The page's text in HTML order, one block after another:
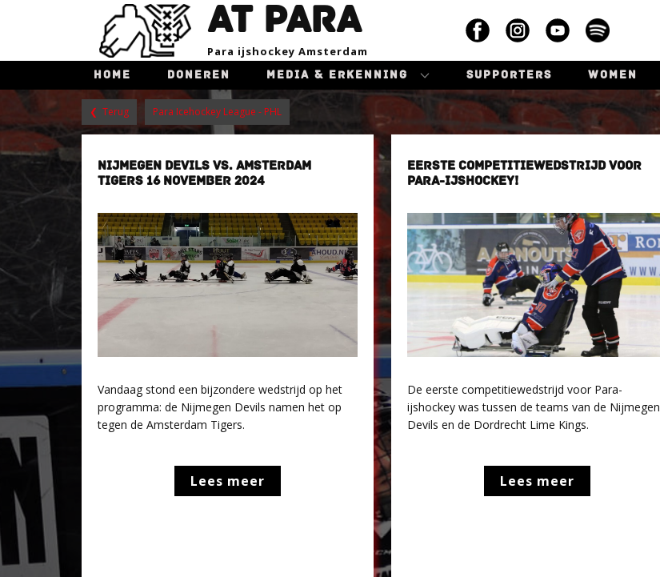
AT PARA
Para ijsho​ckey Amsterdam
HOME DONEREN MEDIA & ERKENNING SUPPORTERS WOMEN
❮ Terug Para Icehockey League - PHL
NIJMEGEN DEVILS VS. AMSTERDAM
TIGERS 16 NOVEMBER 2024
Vandaag stond een bijzondere wedstrijd op het
programma: de Nijmegen Devils namen het op
tegen de Amsterdam Tigers.
Lees meer
EERSTE COMPETITIEWEDSTRIJD VOOR
PARA-IJSHOCKEY!
De eerste competitiewedstrijd voor Para-
ijshockey was tussen de teams van de Nijmegen
Devils en de Dordrecht Lime Kings.
Lees meer